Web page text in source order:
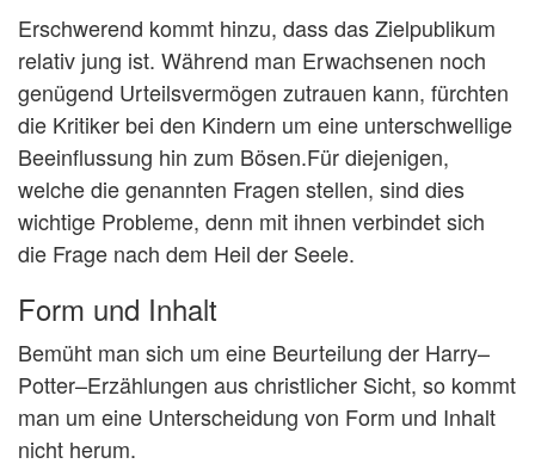
Erschwerend kommt hinzu, dass das Zielpublikum
relativ jung ist. Während man Erwachsenen noch
genügend Urteilsvermögen zutrauen kann, fürchten
die Kritiker bei den Kindern um eine unterschwellige
Beeinflussung hin zum Bösen.Für diejenigen,
welche die genannten Fragen stellen, sind dies
wichtige Probleme, denn mit ihnen verbindet sich
die Frage nach dem Heil der Seele.
Form und Inhalt
Bemüht man sich um eine Beurteilung der Harry–
Potter–Erzählungen aus christlicher Sicht, so kommt
man um eine Unterscheidung von Form und Inhalt
nicht herum.